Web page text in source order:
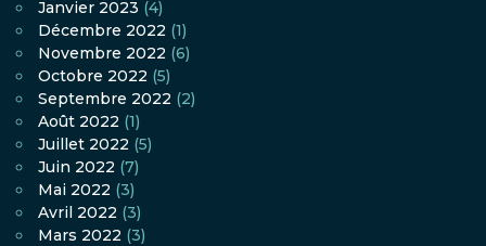
Janvier 2023 (4)
Décembre 2022 (1)
Novembre 2022 (6)
Octobre 2022 (5)
Septembre 2022 (2)
Août 2022 (1)
Juillet 2022 (5)
Juin 2022 (7)
Mai 2022 (3)
Avril 2022 (3)
Mars 2022 (3)